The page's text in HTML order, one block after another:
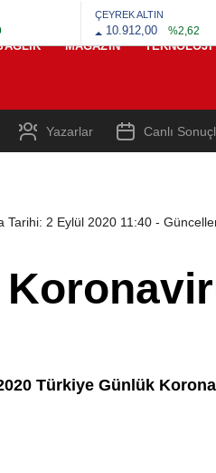
ÇEYREK ALTIN
10.912,00 %2,62
MAGAZIN TEKNOLOJI
Yazarlar Canlı
Tarihi: 2 Eylül 2020 11:40 -
Türkiye Günlük